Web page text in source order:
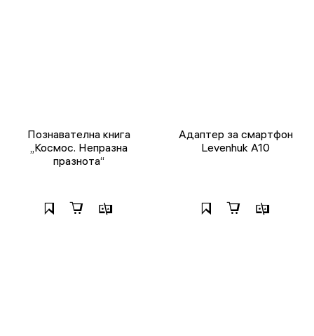
Познавателна книга
„Космос. Непразна
празнота“
Адаптер за смартфон
Levenhuk A10